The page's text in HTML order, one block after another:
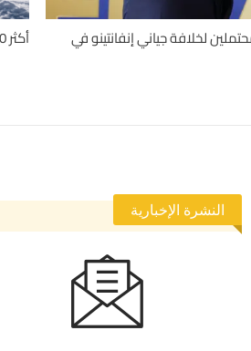
لخلافة جياني إنفانتينو في أكثر 10 رياضات تسبباً للإصابات حول العالم
النشرة الإخبارية